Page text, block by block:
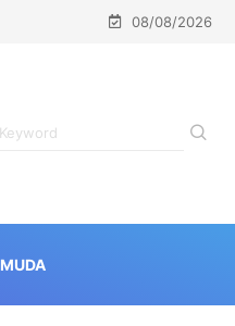
08/08/2026
MUDA